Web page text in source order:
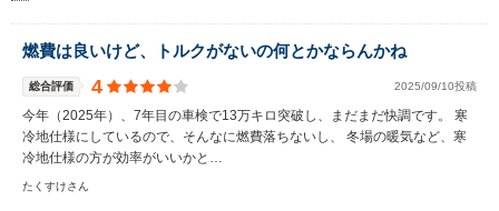
燃費は良いけど、トルクがないの何とかならんかね
総合評価 4 2025/09/10投稿
今年（2025年）、7年目の車検で13万キロ突破し、まだまだ快調です。 寒
冷地仕様にしているので、そんなに燃費落ちないし、 冬場の暖気など、寒
冷地仕様の方が効率がいいかと…
たくすけさん